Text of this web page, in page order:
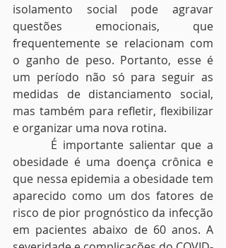
isolamento social pode agravar
questões emocionais, que
frequentemente se relacionam com
o ganho de peso. Portanto, esse é
um período não só para seguir as
medidas de distanciamento social,
mas também para refletir, flexibilizar
e organizar uma nova rotina.
É importante salientar que a
obesidade é uma doença crônica e
que nessa epidemia a obesidade tem
aparecido como um dos fatores de
risco de pior prognóstico da infecção
em pacientes abaixo de 60 anos. A